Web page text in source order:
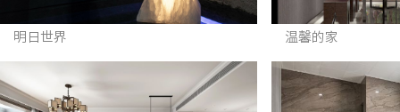
明日世界 温馨的家